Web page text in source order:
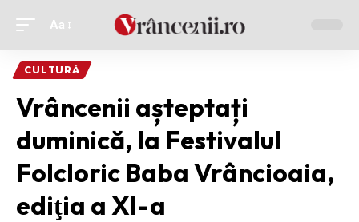
Ajustor
font
Aa
CULTURĂ
Vrâncenii așteptați
duminică, la Festivalul
Folcloric Baba Vrâncioaia,
ediţia a XI-a